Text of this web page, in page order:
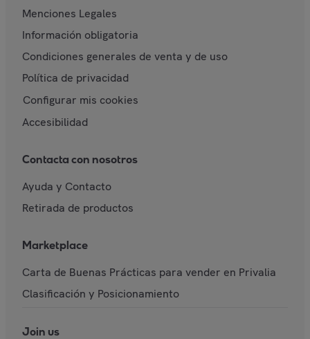
Menciones Legales
Información obligatoria
Condiciones generales de venta y de uso
Política de privacidad
Configurar mis cookies
Accesibilidad
Contacta con nosotros
Ayuda y Contacto
Retirada de productos
Marketplace
Carta de Buenas Prácticas para vender en Privalia
Clasificación y Posicionamiento
Join us